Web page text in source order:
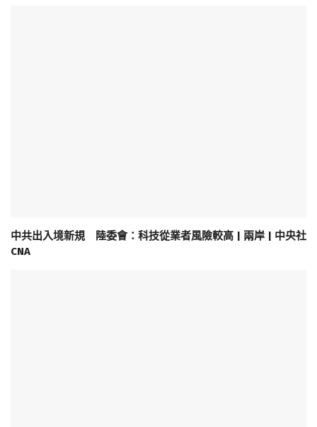
中共出入境新規 陸委會：科技從業者風險較高 | 兩岸 | 中央社
CNA